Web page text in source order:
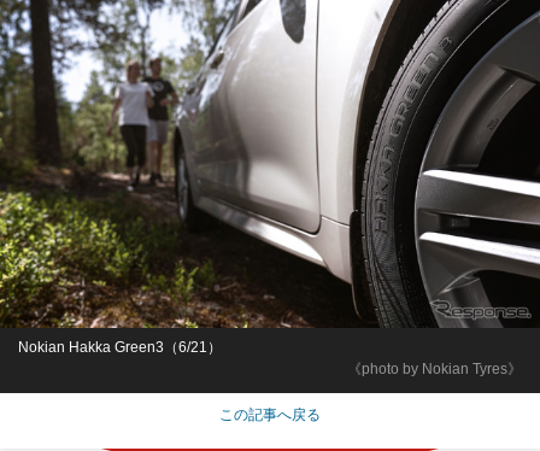
《photo by Nokian Tyres》
Nokian Hakka Green3（6/21）
この記事へ戻る